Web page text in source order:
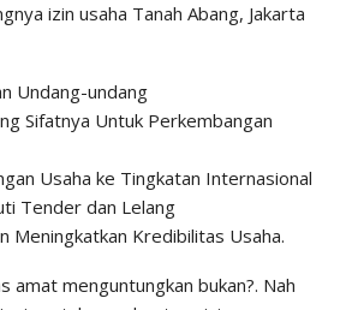
izin usaha Tanah Abang, Jakarta
Undang-undang
Sifatnya Untuk Perkembangan
Usaha ke Tingkatan Internasional
Tender dan Lelang
Meningkatkan Kredibilitas Usaha.
amat menguntungkan bukan?. Nah